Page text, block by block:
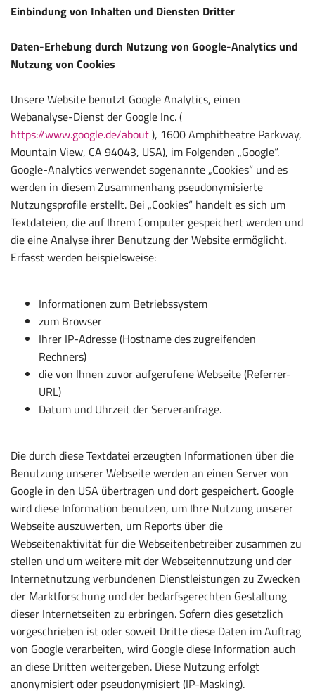
Einbindung von Inhalten und Diensten Dritter
Daten-Erhebung durch Nutzung von Google-Analytics und
Nutzung von Cookies
Unsere Website benutzt Google Analytics, einen
Webanalyse-Dienst der Google Inc. (
https://www.google.de/about), 1600 Amphitheatre Parkway,
Mountain View, CA 94043, USA), im Folgenden „Google“.
Google-Analytics verwendet sogenannte „Cookies“ und es
werden in diesem Zusammenhang pseudonymisierte
Nutzungsprofile erstellt. Bei „Cookies“ handelt es sich um
Textdateien, die auf Ihrem Computer gespeichert werden und
die eine Analyse ihrer Benutzung der Website ermöglicht.
Erfasst werden beispielsweise:
Informationen zum Betriebssystem
zum Browser
Ihrer IP-Adresse (Hostname des zugreifenden
Rechners)
die von Ihnen zuvor aufgerufene Webseite (Referrer-
URL)
Datum und Uhrzeit der Serveranfrage.
Die durch diese Textdatei erzeugten Informationen über die
Benutzung unserer Webseite werden an einen Server von
Google in den USA übertragen und dort gespeichert. Google
wird diese Information benutzen, um Ihre Nutzung unserer
Webseite auszuwerten, um Reports über die
Webseitenaktivität für die Webseitenbetreiber zusammen zu
stellen und um weitere mit der Webseitennutzung und der
Internetnutzung verbundenen Dienstleistungen zu Zwecken
der Marktforschung und der bedarfsgerechten Gestaltung
dieser Internetseiten zu erbringen. Sofern dies gesetzlich
vorgeschrieben ist oder soweit Dritte diese Daten im Auftrag
von Google verarbeiten, wird Google diese Information auch
an diese Dritten weitergeben. Diese Nutzung erfolgt
anonymisiert oder pseudonymisiert (IP-Masking).